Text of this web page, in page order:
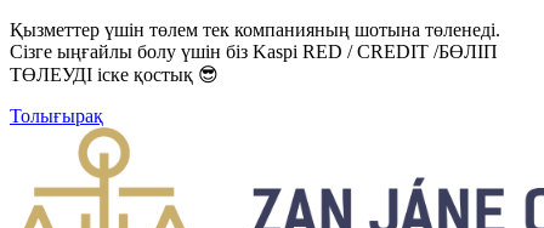
Қызметтер үшін төлем тек компанияның шотына төленеді.
Сізге ыңғайлы болу үшін біз Kaspi RED / CREDIT /БӨЛІП
ТӨЛЕУДІ іске қостық 😎
Толығырақ